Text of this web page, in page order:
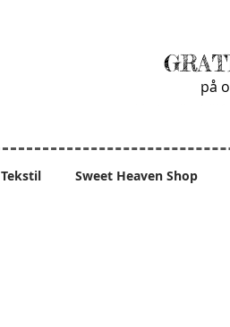
på
Tekstil Sweet Heaven Shop